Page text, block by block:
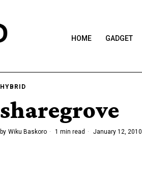
HOME GADGET
HYBRID
sharegrove
by Wiku Baskoro 1 min read January 12, 2010